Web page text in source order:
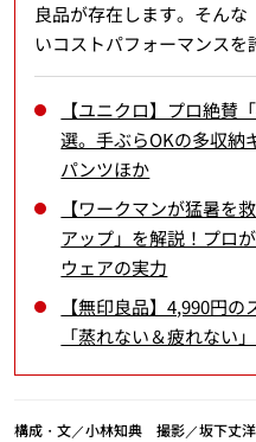
良品が存在します。そん
いコストパフォーマンスを
【ユニクロ】プロ絶賛
選。手ぶらOKの多収納
パンツほか
【ワークマンが猛暑を
アップ」を解説！プロ
ウェアの実力
【無印良品】4,990円
「蒸れない＆疲れない
構成・文／小林知典 撮影／坂下丈洋